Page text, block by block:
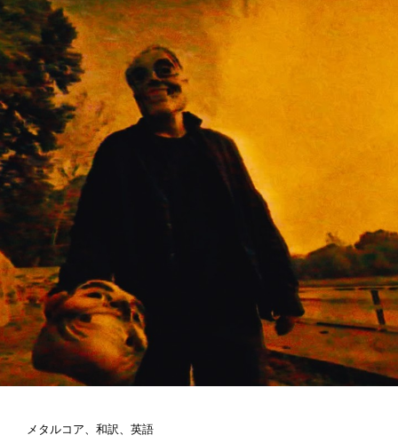
カ
メタルコア 和訳 英語